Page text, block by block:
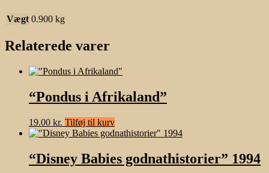
Vægt 0.900 kg
Relaterede varer
“Pondus i Afrikaland”
19.00 kr. Tilføj til kurv
“Disney Babies godnathistorier” 1994